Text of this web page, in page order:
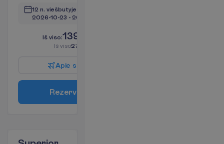
12 n. viešbutyje
2026-10-23 - 2026-11-05
Iš viso:1399.00
Iš viso2798.00
Apie s
Rezervu